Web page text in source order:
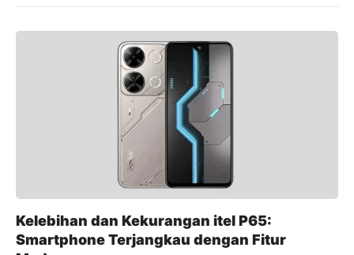
Kelebihan dan Kekurangan itel P65:
Smartphone Terjangkau dengan Fitur